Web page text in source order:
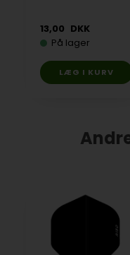
13,00 DKK
På lager